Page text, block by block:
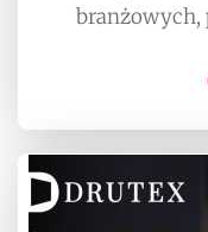
branżowych,